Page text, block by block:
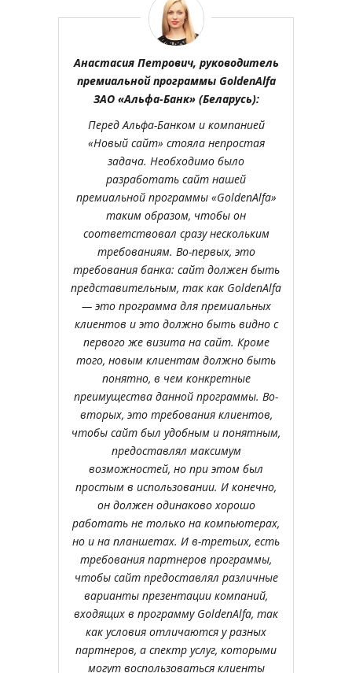
Анастасия Петрович, руководитель
премиальной программы GoldenAlfa
ЗАО «Альфа-Банк» (Беларусь):
Перед Альфа-Банком и компанией
«Новый сайт» стояла непростая
задача. Необходимо было
разработать сайт нашей
премиальной программы «GoldenAlfa»
таким образом, чтобы он
соответствовал сразу нескольким
требованиям. Во-первых, это
требования банка: сайт должен быть
представительным, так как GoldenAlfa
— это программа для премиальных
клиентов и это должно быть видно с
первого же визита на сайт. Кроме
того, новым клиентам должно быть
понятно, в чем конкретные
преимущества данной программы. Во-
вторых, это требования клиентов,
чтобы сайт был удобным и понятным,
предоставлял максимум
возможностей, но при этом был
простым в использовании. И конечно,
он должен одинаково хорошо
работать не только на компьютерах,
но и на планшетах. И в-третьих, есть
требования партнеров программы,
чтобы сайт предоставлял различные
варианты презентации компаний,
входящих в программу GoldenAlfa, так
как условия отличаются у разных
партнеров, а спектр услуг, которыми
могут воспользоваться клиенты